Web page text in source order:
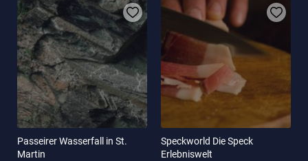
Passeirer Wasserfall in St.
Martin
Speckworld Die Speck
Erlebniswelt